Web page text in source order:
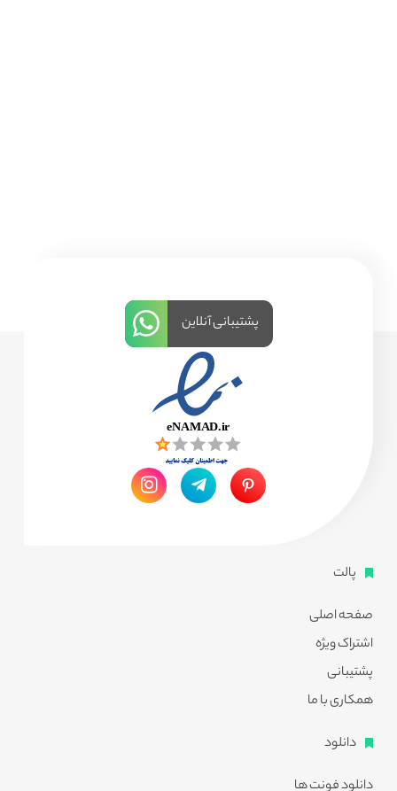
پالت
صفحه اصلی
اشتراک ویژه
پشتیبانی
همکاری با ما
دانلود
دانلود فونت ها
پشتیبانی آنلاین